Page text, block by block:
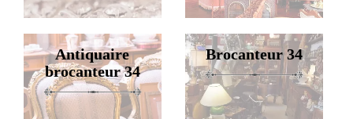
Antiquaire
brocanteur 34
Brocanteur 34